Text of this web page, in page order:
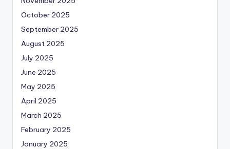
October 2025
September 2025
August 2025
July 2025
June 2025
May 2025
April 2025
March 2025
February 2025
January 2025